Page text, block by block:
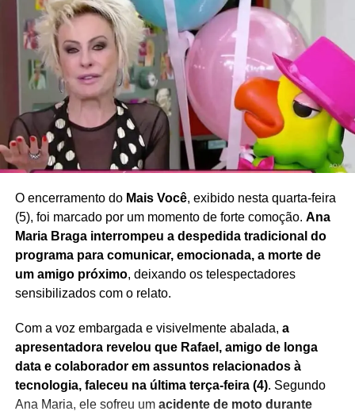
necessidade de ampliar o debate sobre imagem
corporal, saúde e bem-estar, defendendo uma
sociedade que valorize a diversidade e reduza a pressão
estética sobre mulheres de diferentes idades e perfis.
Redação Saiba+
O encerramento do Mais Você, exibido nesta quarta-feira
(5), foi marcado por um momento de forte comoção. Ana
Maria Braga interrompeu a despedida tradicional do
programa para comunicar, emocionada, a morte de
um amigo próximo, deixando os telespectadores
sensibilizados com o relato.
Com a voz embargada e visivelmente abalada, a
apresentadora revelou que Rafael, amigo de longa
data e colaborador em assuntos relacionados à
tecnologia, faleceu na última terça-feira (4). Segundo
Ana Maria, ele sofreu um acidente de moto durante